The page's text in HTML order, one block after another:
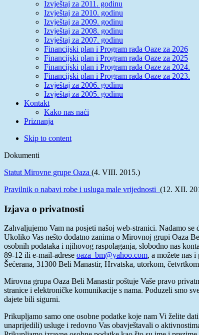
Izvještaj za 2011. godinu
Izvještaj za 2010. godinu
Izvještaj za 2009. godinu
Izvještaj za 2008. godinu
Izvještaj za 2007. godinu
Financijski plan i Program rada Oaze za 2026
Financijski plan i Program rada Oaze za 2025
Financijski plan i Program rada Oaze za 2024.
Financijski plan i Program rada Oaze za 2023.
Izvještaj za 2006. godinu
Izvještaj za 2005. godinu
Kontakt
Kako nas naći
Priznanja
Skip to content
Dokumenti
Statut Mirovne grupe Oaza (4. VIII. 2015.)
Pravilnik o nabavi robe i usluga male vrijednosti (12. XII.
Izjava o privatnosti
Zahvaljujemo Vam na posjeti našoj web-stranici. Nadamo
Ukoliko Vas nešto dodatno zanima o Mirovnoj grupi Oaza
osobnih podataka i njihovog raspolaganja, slobodno nas
89-12 ili e-mail-adrese oaza_bm@yahoo.com, a možete nas i
Šećerana, 31300 Beli Manastir, Hrvatska, utorkom,
Mirovna grupa Oaza Beli Manastir poštuje Vaše pravo
stranice i elektroničke komunikacije s nama. Poduzeli smo
dajete bili sigurni.
Prikupljamo samo one osobne podatke koje nam Vi želite
unaprijedili) usluge i redovno Vas obavještavali o